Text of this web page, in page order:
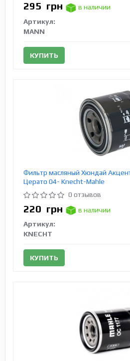
295 грн
в наличии
Артикул:
MANN
КУПИТЬ
Фильтр масляный Хюндай
Церато 04- Knecht-Mahle
0 отзывов
220 грн
в наличии
Артикул:
KNECHT
КУПИТЬ